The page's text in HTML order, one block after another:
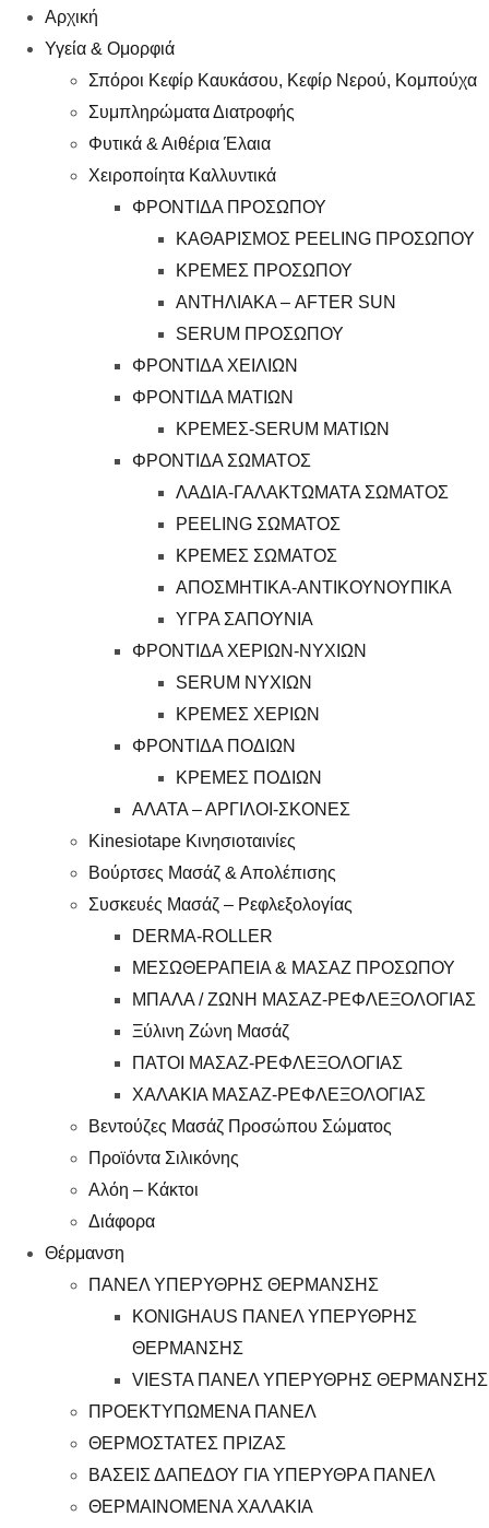
Αρχική
Υγεία & Ομορφιά
Σπόροι Κεφίρ Καυκάσου, Κεφίρ Νερού, Κομπούχα
Συμπληρώματα Διατροφής
Φυτικά & Αιθέρια Έλαια
Χειροποίητα Καλλυντικά
ΦΡΟΝΤΙΔΑ ΠΡΟΣΩΠΟΥ
ΚΑΘΑΡΙΣΜΟΣ PEELING ΠΡΟΣΩΠΟΥ
ΚΡΕΜΕΣ ΠΡΟΣΩΠΟΥ
ΑΝΤΗΛΙΑΚΑ – AFTER SUN
SERUM ΠΡΟΣΩΠΟΥ
ΦΡΟΝΤΙΔΑ ΧΕΙΛΙΩΝ
ΦΡΟΝΤΙΔΑ ΜΑΤΙΩΝ
ΚΡΕΜΕΣ-SERUM ΜΑΤΙΩΝ
ΦΡΟΝΤΙΔΑ ΣΩΜΑΤΟΣ
ΛΑΔΙΑ-ΓΑΛΑΚΤΩΜΑΤΑ ΣΩΜΑΤΟΣ
PEELING ΣΩΜΑΤΟΣ
ΚΡΕΜΕΣ ΣΩΜΑΤΟΣ
ΑΠΟΣΜΗΤΙΚΑ-ΑΝΤΙΚΟΥΝΟΥΠΙΚΑ
ΥΓΡΑ ΣΑΠΟΥΝΙΑ
ΦΡΟΝΤΙΔΑ ΧΕΡΙΩΝ-ΝΥΧΙΩΝ
SERUM ΝΥΧΙΩΝ
ΚΡΕΜΕΣ ΧΕΡΙΩΝ
ΦΡΟΝΤΙΔΑ ΠΟΔΙΩΝ
ΚΡΕΜΕΣ ΠΟΔΙΩΝ
ΑΛΑΤΑ – ΑΡΓΙΛΟΙ-ΣΚΟΝΕΣ
Kinesiotape Κινησιοταινίες
Βούρτσες Μασάζ & Απολέπισης
Συσκευές Μασάζ – Ρεφλεξολογίας
DERMA-ROLLER
ΜΕΣΩΘΕΡΑΠΕΙΑ & ΜΑΣΑΖ ΠΡΟΣΩΠΟΥ
ΜΠΑΛΑ / ΖΩΝΗ ΜΑΣΑΖ-ΡΕΦΛΕΞΟΛΟΓΙΑΣ
Ξύλινη Ζώνη Μασάζ
ΠΑΤΟΙ ΜΑΣΑΖ-ΡΕΦΛΕΞΟΛΟΓΙΑΣ
ΧΑΛΑΚΙΑ ΜΑΣΑΖ-ΡΕΦΛΕΞΟΛΟΓΙΑΣ
Βεντούζες Μασάζ Προσώπου Σώματος
Προϊόντα Σιλικόνης
Αλόη – Κάκτοι
Διάφορα
Θέρμανση
ΠΑΝΕΛ ΥΠΕΡΥΘΡΗΣ ΘΕΡΜΑΝΣΗΣ
KONIGHAUS ΠΑΝΕΛ ΥΠΕΡΥΘΡΗΣ
ΘΕΡΜΑΝΣΗΣ
VIESTA ΠΑΝΕΛ ΥΠΕΡΥΘΡΗΣ ΘΕΡΜΑΝΣΗΣ
ΠΡΟΕΚΤΥΠΩΜΕΝΑ ΠΑΝΕΛ
ΘΕΡΜΟΣΤΑΤΕΣ ΠΡΙΖΑΣ
ΒΑΣΕΙΣ ΔΑΠΕΔΟΥ ΓΙΑ ΥΠΕΡΥΘΡA ΠΑΝΕΛ
ΘΕΡΜΑΙΝΟΜΕΝΑ ΧΑΛΑΚΙΑ